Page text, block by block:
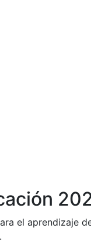
el aprendizaje